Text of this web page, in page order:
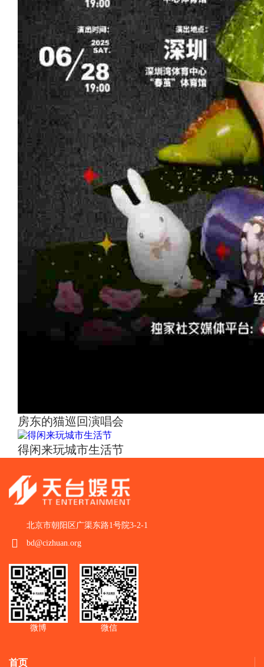
房东的猫巡回演唱会
得闲来玩城市生活节
北京市朝阳区广渠东路1号院3-2-1
bd@cizhuan.org
微博 微信
首页